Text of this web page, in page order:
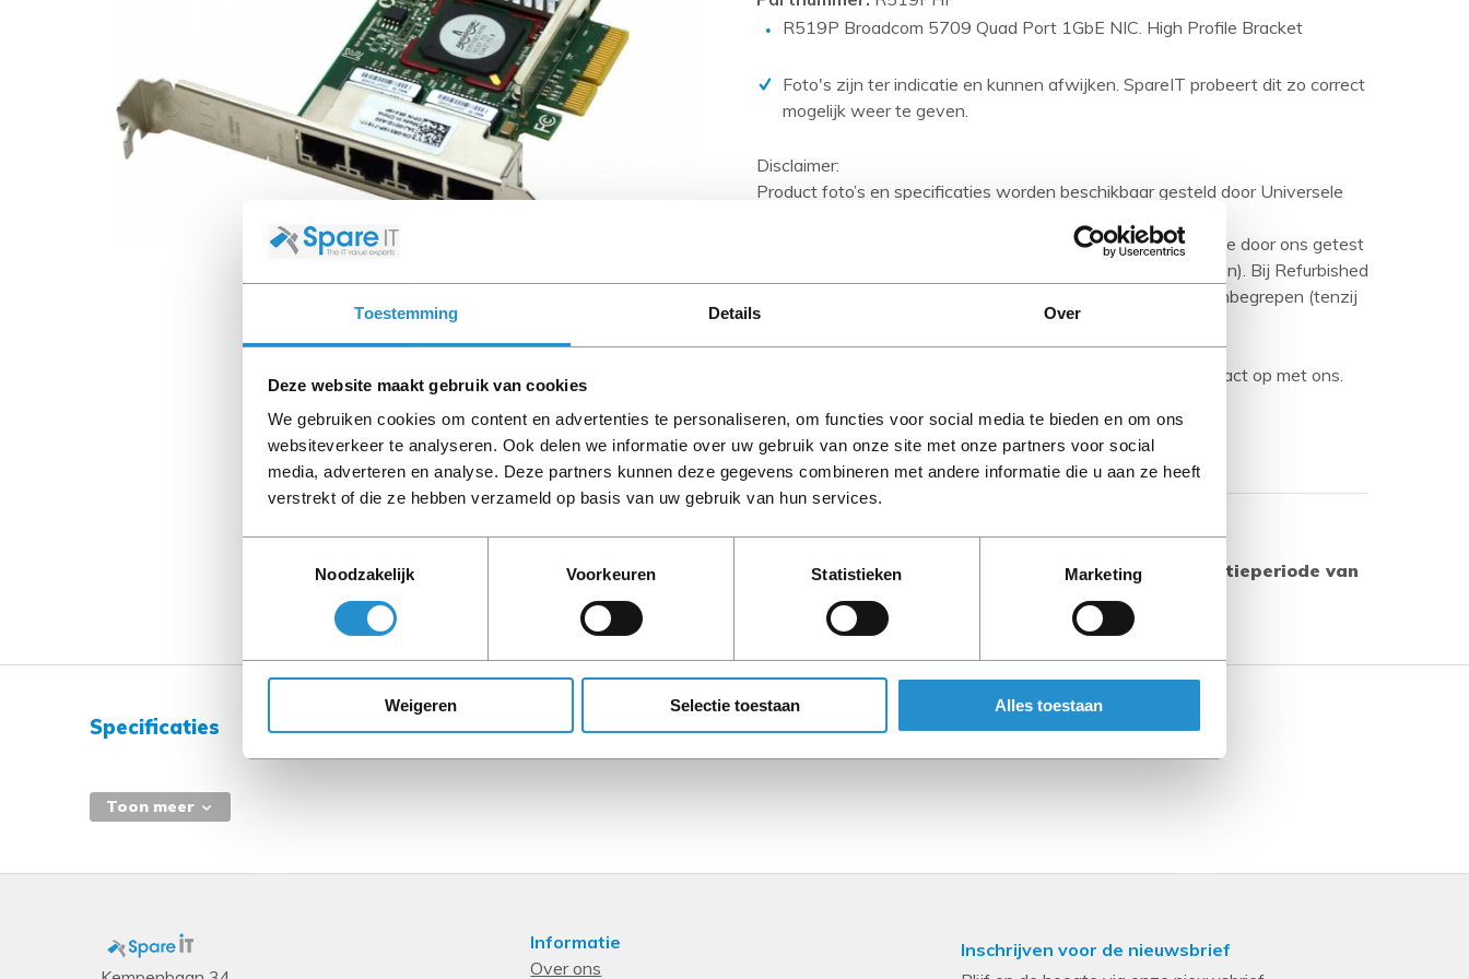
Toestemming Details Over
Deze website maakt gebruik van cookies
We gebruiken cookies om content en advertenties te personaliseren, om functies voor social media te bieden en om ons
websiteverkeer te analyseren. Ook delen we informatie over uw gebruik van onze site met onze partners voor social
media, adverteren en analyse. Deze partners kunnen deze gegevens combineren met andere informatie die u aan ze heeft
verstrekt of die ze hebben verzameld op basis van uw gebruik van hun services.
Noodzakelijk
Voorkeuren Statistieken Marketing
Weigeren Selectie toestaan Alles toestaan
PCIe kaarten
Power Distribution Units (PDU)
Power Supply Units (PSU)
Rack accessoires
Overig
R519P Broadcom 5709 Quad Port 1GbE NIC. High Profile Bracket
Foto's zijn ter indicatie en kunnen afwijken. SpareIT probeert dit zo correct
mogelijk weer te geven.
Disclaimer:
Product foto’s en specificaties worden beschikbaar gesteld door Universele
Wanneer het artikel een 'Refurbished product' betreft is deze door ons getest
en heeft het een A-grade conditie (tenzij anders aangegeven). Bij Refurbished
artikelen zijn kabels, software media en handleidingen niet inbegrepen (tenzij
anders aangegeven).
Let goed op de productbeschrijving en neem bij vragen contact op met ons.
Omschrijving
LET OP: Op refurbished producten geldt een garantieperiode van
90 dagen, tenzij anders aangegeven.
Specificaties
Toon meer
Informatie
Over ons
Inschrijven voor de nieuwsbrief